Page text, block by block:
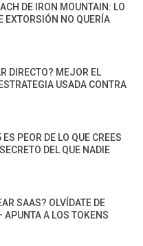
DE IRON MOUNTAIN: LO
EXTORSIÓN NO QUERÍA
DIRECTO? MEJOR EL
USADA CONTRA
PEOR DE LO QUE CREES
DEL QUE NADIE
SAAS? OLVÍDATE DE
A LOS TOKENS